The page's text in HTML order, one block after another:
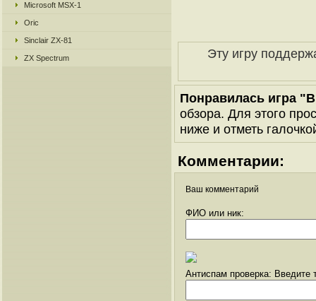
Microsoft MSX-1
Oric
Sinclair ZX-81
ZX Spectrum Эту игру
Понравилась игра
обзора. Для этого
ниже и отметь
Комментарии:
Ваш комментарий
ФИО или ник:
Антиспам проверка: Введите